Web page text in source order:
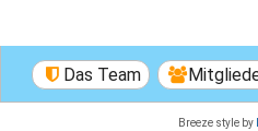
Das Team
Breeze style by